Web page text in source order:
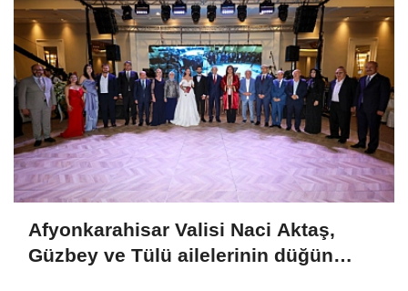
Afyonkarahisar Valisi Naci Aktaş,
Güzbey ve Tülü ailelerinin düğün